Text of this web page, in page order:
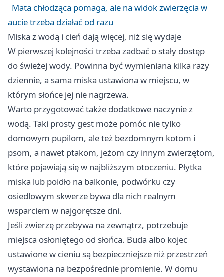
Mata chłodząca pomaga, ale na widok zwierzęcia w
aucie trzeba działać od razu
Miska z wodą i cień dają więcej, niż się wydaje
W pierwszej kolejności trzeba zadbać o stały dostęp
do świeżej wody. Powinna być wymieniana kilka razy
dziennie, a sama miska ustawiona w miejscu, w
którym słońce jej nie nagrzewa.
Warto przygotować także dodatkowe naczynie z
wodą. Taki prosty gest może pomóc nie tylko
domowym pupilom, ale też bezdomnym kotom i
psom, a nawet ptakom, jeżom czy innym zwierzętom,
które pojawiają się w najbliższym otoczeniu. Płytka
miska lub poidło na balkonie, podwórku czy
osiedlowym skwerze bywa dla nich realnym
wsparciem w najgorętsze dni.
Jeśli zwierzę przebywa na zewnątrz, potrzebuje
miejsca osłoniętego od słońca. Buda albo kojec
ustawione w cieniu są bezpieczniejsze niż przestrzeń
wystawiona na bezpośrednie promienie. W domu